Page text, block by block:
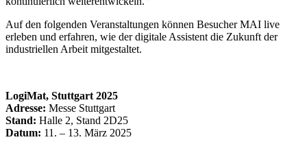
Auf den folgenden Veranstaltungen können Besucher MAI live
erleben und erfahren, wie der digitale Assistent die Zukunft der
industriellen Arbeit mitgestaltet.
LogiMat, Stuttgart 2025
Adresse: Messe Stuttgart
Stand: Halle 2, Stand 2D25
Datum: 11. – 13. März 2025